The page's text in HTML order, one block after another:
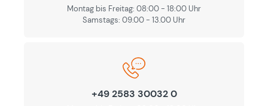
Montag bis Freitag: 08:00 - 18:00 Uhr
Samstags: 09.00 - 13.00 Uhr
+49 2583 30032 0